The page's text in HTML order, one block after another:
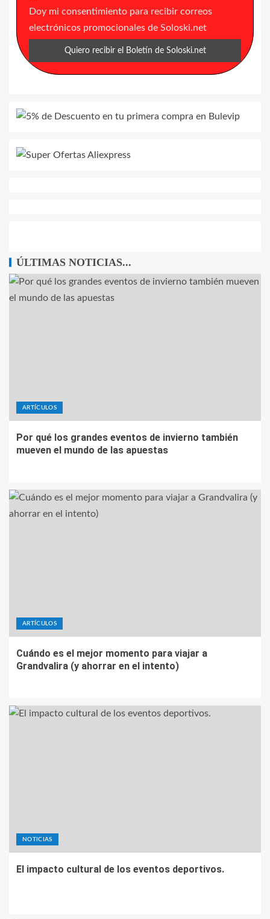
Doy mi consentimiento para recibir correos
electrónicos promocionales de Soloski.net
ÚLTIMAS NOTICIAS...
ARTÍCULOS
Por qué los grandes eventos de invierno también
mueven el mundo de las apuestas
ARTÍCULOS
Cuándo es el mejor momento para viajar a
Grandvalira (y ahorrar en el intento)
NOTICIAS
El impacto cultural de los eventos deportivos.